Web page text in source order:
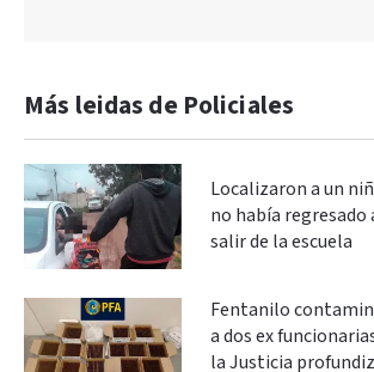
Más leidas de Policiales
Localizaron a un
no había regresado
salir de la escuela
Fentanilo
a dos ex
la Justicia